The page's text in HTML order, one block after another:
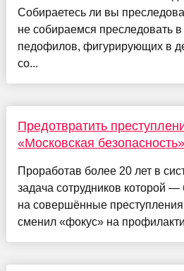
Собираетесь ли вы
не собираемся преследовать
педофилов, фигурирующих в
со...
Предотвратить
«Московская
Проработав более 20 лет в
задача сотрудников которой —
на совершённые
сменил «фокус» на